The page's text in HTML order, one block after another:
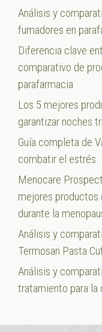
Análisis y
fumadores en
Diferencia clave
comparativo de
parafarmacia
Los 5 mejores
garantizar noches
Guía completa de
combatir el estrés
Menocare
mejores productos
durante la
Análisis y
Termosan Pasta
Análisis y
tratamiento para la